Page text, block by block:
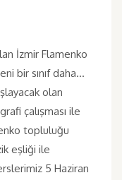
İzmir Flamenko
bir sınıf daha…
olan
çalışması ile
topluluğu
eşliği ile
5 Haziran